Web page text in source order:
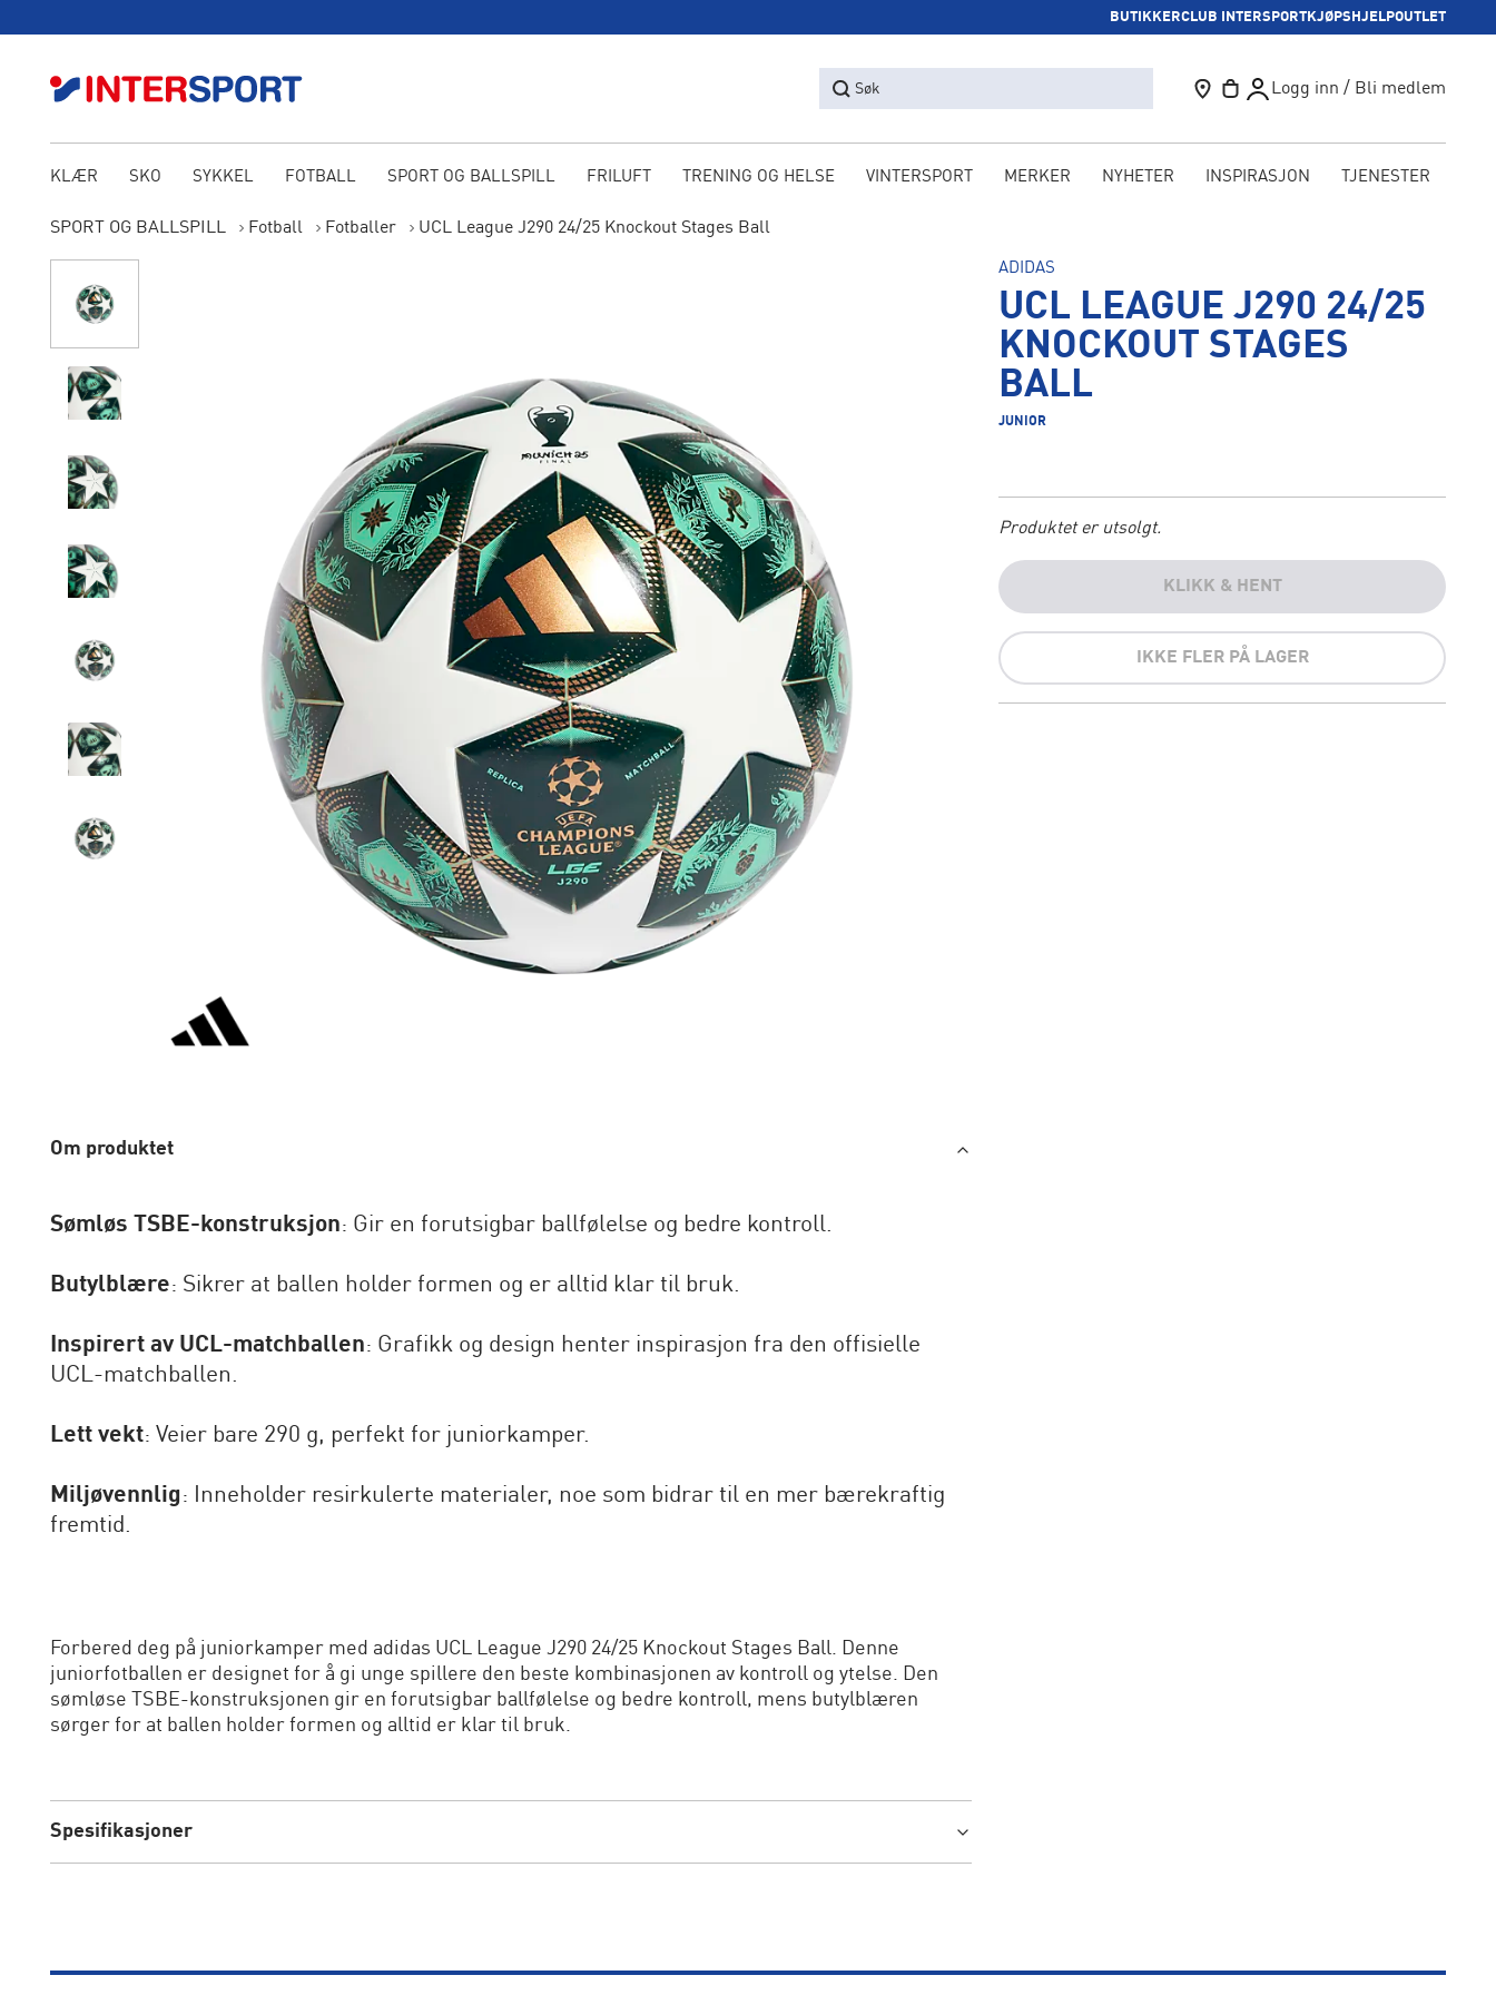
BUTIKKERCLUB INTERSPORTKJØPSHJELPOUTLET
Søk Logg inn / Bli medlem
KLÆR SKO SYKKEL FOTBALL SPORT OG BALLSPILL FRILUFT TRENING OG HELSE VINTERSPORT MERKER NYHETER INSPIRASJON TJENESTER
SPORT OG BALLSPILL Fotball Fotballer UCL League J290 24/25 Knockout Stages Ball
Om produktet
Sømløs TSBE-konstruksjon: Gir en forutsigbar ballfølelse og bedre kontroll.
Butylblære: Sikrer at ballen holder formen og er alltid klar til bruk.
Inspirert av UCL-matchballen: Grafikk og design henter inspirasjon fra den offisielle
UCL-matchballen.
Lett vekt: Veier bare 290 g, perfekt for juniorkamper.
Miljøvennlig: Inneholder resirkulerte materialer, noe som bidrar til en mer bærekraftig
fremtid.
Forbered deg på juniorkamper med adidas UCL League J290 24/25 Knockout Stages Ball. Denne
juniorfotballen er designet for å gi unge spillere den beste kombinasjonen av kontroll og ytelse. Den
sømløse TSBE-konstruksjonen gir en forutsigbar ballfølelse og bedre kontroll, mens butylblæren
sørger for at ballen holder formen og alltid er klar til bruk.
Spesifikasjoner
ADIDAS
UCL LEAGUE J290 24/25
KNOCKOUT STAGES
BALL
JUNIOR
Produktet er utsolgt.
KLIKK & HENT
IKKE FLER PÅ LAGER